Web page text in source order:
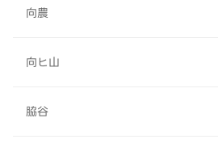
向農
向ヒ山
脇谷